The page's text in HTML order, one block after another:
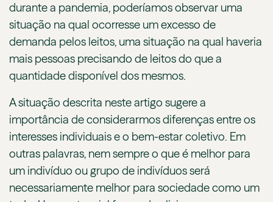
durante a pandemia, poderíamos observar uma
situação na qual ocorresse um excesso de
demanda pelos leitos, uma situação na qual haveria
mais pessoas precisando de leitos do que a
quantidade disponível dos mesmos.
A situação descrita neste artigo sugere a
importância de considerarmos diferenças entre os
interesses individuais e o bem-estar coletivo. Em
outras palavras, nem sempre o que é melhor para
um indivíduo ou grupo de indivíduos será
necessariamente melhor para sociedade como um